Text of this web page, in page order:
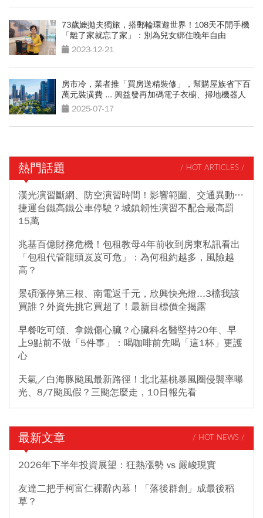
73歲嬤拋夫獨旅，搭郵輪環遊世界！108天不開手機
「離了家就忘了家」：別為兒女綁住晚年自由
2023-12-21
房市冷，業者推「買房送精裝修」，幫購屋族省下百
萬元裝潢費 ... 興益發再加碼電子衣櫥、掃地機器人
2025-07-17
熱門話題 / HOT ARTICLES /
漢光演習斷網、防空演習時間！影響範圍、交通異動…
捷運台鐵高鐵公車停駛？城鎮韌性演習不配合最高罰
15萬
兆基百億財務危機！包租教母4年前收到房東私訊看出
「包租代管龍頭岌岌可危」：為何租約越多，風險越
高？
景碩漲停第三根、南電返千元，欣興快亮燈...3檔我該
買誰？外資先挑它買超了！最新目標價全揭露
早餐吃可頌、拿鐵傷心臟？心臟科名醫堅持20年、早
上9點前不做「5件事」：喝咖啡前先喝「這1杯」更護
心
天氣／白海豚颱風最新路徑！北北基桃暴風圈侵襲率曝
光、8/7颱風假？三颱怎麼走，10日報先看
最新文章 / HOT NEWS /
2026年下半年投資展望：狂熱漲勢 vs 嚴峻現實
友達二把手柯富仁裸辭內幕！「落後群創」成最後稻
草？